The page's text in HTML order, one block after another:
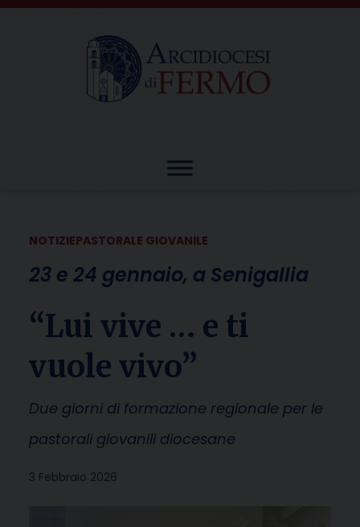
Skip
NOTIZIEPASTORALE GIOVANILE
23 e 24 gennaio, a Senigallia
“Lui vive … e ti
vuole vivo”
Due giorni di formazione regionale per le
pastorali giovanili diocesane
3 Febbraio 2026